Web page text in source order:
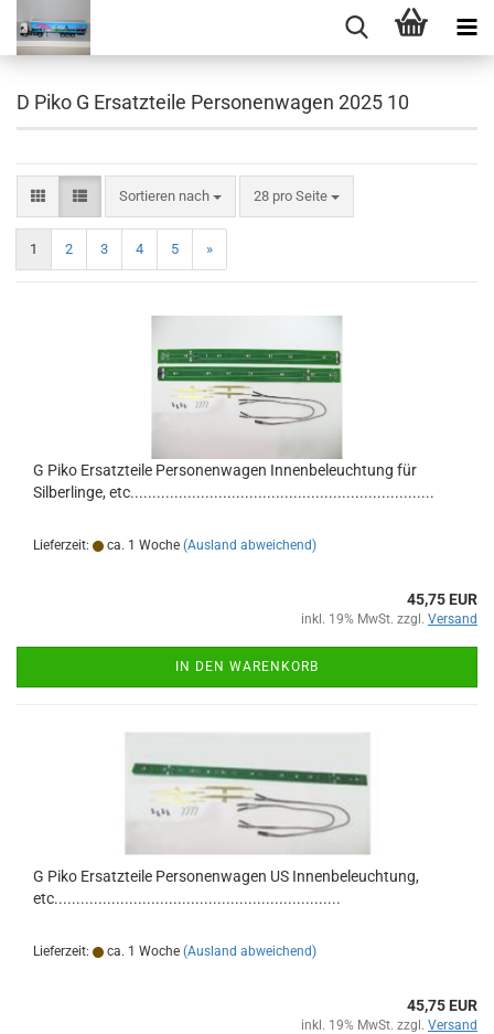
D Piko G Ersatzteile Personenwagen 2025 10
Sortieren nach
Sortieren nach 28 pro Seite
pro Seite
1 2 3 4 5 »
G Piko Ersatzteile Personenwagen Innenbeleuchtung für
Silberlinge, etc.....................................................................
Lieferzeit: ca. 1 Woche (Ausland abweichend)
45,75 EUR
inkl. 19% MwSt. zzgl. Versand
IN DEN WARENKORB
G Piko Ersatzteile Personenwagen US Innenbeleuchtung,
etc.................................................................
Lieferzeit: ca. 1 Woche (Ausland abweichend)
45,75 EUR
inkl. 19% MwSt. zzgl. Versand